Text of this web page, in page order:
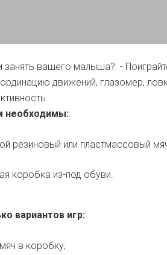
занять вашего малыша? -
движений, глазомер,
необходимы:
резиновый или пластмассовый
коробка из-под обуви.
вариантов игр:
в коробку;